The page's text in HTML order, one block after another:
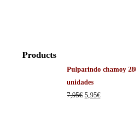
Products
Pulparindo chamoy
unidades
7,95€ 5,95€